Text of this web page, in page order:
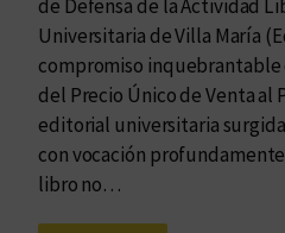
C
ó
r
d
o
b
de Defensa de la Actividad
Universitaria de Villa María
compromiso
del Precio Único de Venta al
editorial universitaria
con vocación
libro no…